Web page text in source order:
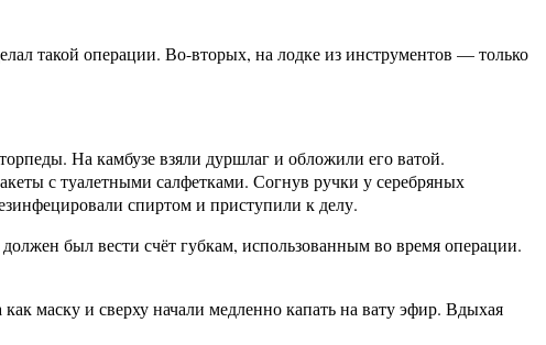
такой операции. Во-вторых, на лодке из инструментов — только
На камбузе взяли дуршлаг и обложили его ватой.
с туалетными салфетками. Согнув ручки у серебряных
спиртом и приступили к делу.
был вести счёт губкам, использованным во время операции.
маску и сверху начали медленно капать на вату эфир. Вдыхая